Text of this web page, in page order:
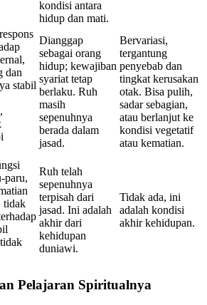
kondisi antara
hidup dan mati.
dan
stabil
Dianggap
sebagai orang
hidup; kewajiban
syariat tetap
berlaku. Ruh
masih
sepenuhnya
berada dalam
jasad.
Bervariasi,
tergantung
penyebab dan
tingkat kerusakan
otak. Bisa pulih,
sadar sebagian,
atau berlanjut ke
kondisi vegetatif
atau kematian.
paru,
tidak
Ruh telah
sepenuhnya
terpisah dari
jasad. Ini adalah
akhir dari
kehidupan
duniawi.
Tidak ada, ini
adalah kondisi
akhir kehidupan.
Pelajaran Spiritualnya